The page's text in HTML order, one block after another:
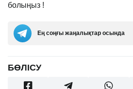
болыңыз !
Ең соңғы жаңалықтар осында
БӨЛІСУ